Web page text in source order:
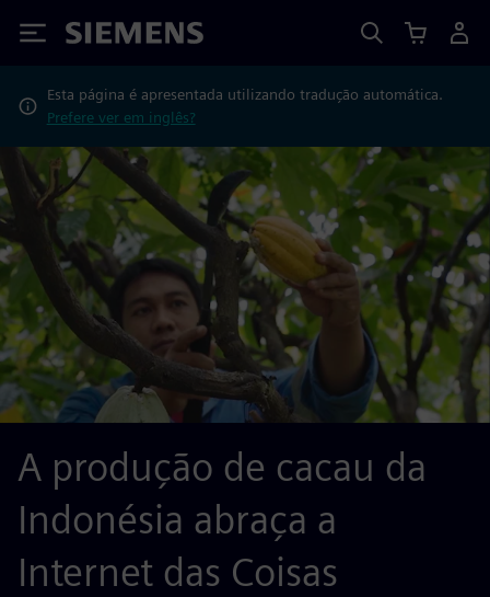
Siemens
Esta página é apresentada utilizando tradução automática.
Prefere ver em inglês?
A produção de cacau da
Indonésia abraça a
Internet das Coisas